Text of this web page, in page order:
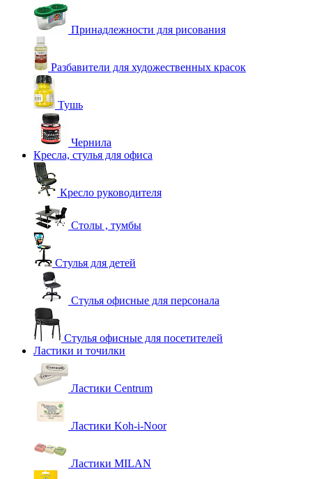
Принадлежности для рисования
Разбавители для художественных красок
Тушь
Чернила
Кресла, стулья для офиса
Кресло руководителя
Столы , тумбы
Стулья для детей
Стулья офисные для персонала
Стулья офисные для посетителей
Ластики и точилки
Ластики Centrum
Ластики Koh-i-Noor
Ластики MILAN